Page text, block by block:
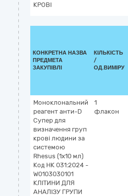
КРОВІ
КОНКРЕТНА НАЗВА
ПРЕДМЕТА
ЗАКУПІВЛІ
КІЛЬКІСТЬ
/
ОД.ВИМІРУ
Моноклональний
реагент анти-D
Супер для
визначення груп
крові людини за
системою
Rhesus (1х10 мл)
Код НК 031:2024 -
W0103030101
КЛІТИНИ ДЛЯ
АНАЛІЗУ ГРУПИ
1
флакон